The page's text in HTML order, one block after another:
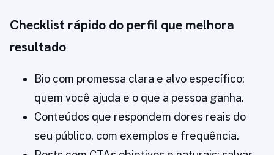
Checklist rápido do perfil que melhora
resultado
Bio com promessa clara e alvo específico:
quem você ajuda e o que a pessoa ganha.
Conteúdos que respondem dores reais do
seu público, com exemplos e frequência.